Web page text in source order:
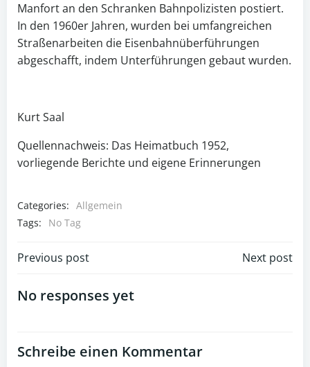
Manfort an den Schranken Bahnpolizisten postiert.
In den 1960er Jahren, wurden bei umfangreichen
Straßenarbeiten die Eisenbahnüberführungen
abgeschafft, indem Unterführungen gebaut wurden.
Kurt Saal
Quellennachweis: Das Heimatbuch 1952,
vorliegende Berichte und eigene Erinnerungen
Categories: Allgemein
Tags:
No Tag
Post
navigation
Previous post Next post
No responses yet
Schreibe einen Kommentar